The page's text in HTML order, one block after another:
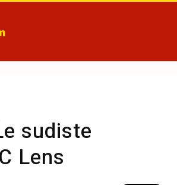
sudiste
Lens